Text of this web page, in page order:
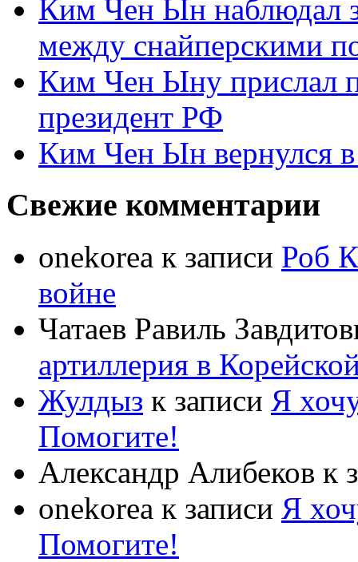
Ким Чен Ын наблюдал
между снайперскими
Ким Чен Ыну прислал
президент РФ
Ким Чен Ын вернулся
Свежие комментарии
onekorea к записи Роб
войне
Чатаев Равиль
артиллерия в
Жулдыз к записи Я
Помогите!
Александр Алибеков к
onekorea к записи Я
Помогите!